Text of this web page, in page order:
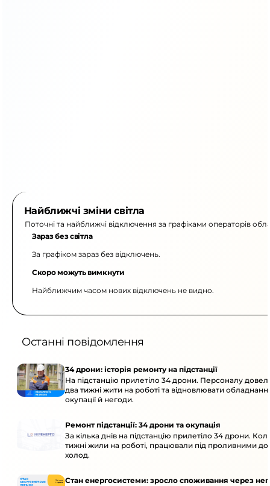
Найближчі зміни світла
Поточні та найближчі відключення за графіками операторів
Зараз без світла
За графіком зараз без відключень.
Скоро можуть вимкнути
Найближчим часом нових відключень не видно.
Останні повідомлення
34 дрони: історія ремонту на підстанції
На підстанцію прилетіло 34 дрони. Персоналу
два тижні жити на роботі та відновлювати
окупації й негоди.
Ремонт підстанції: 34 дрони та окупація
За кілька днів на підстанцію прилетіло 34 дрони.
тижні жили на роботі, працювали під проливними
холод.
Стан енергосистеми: зросло споживання через